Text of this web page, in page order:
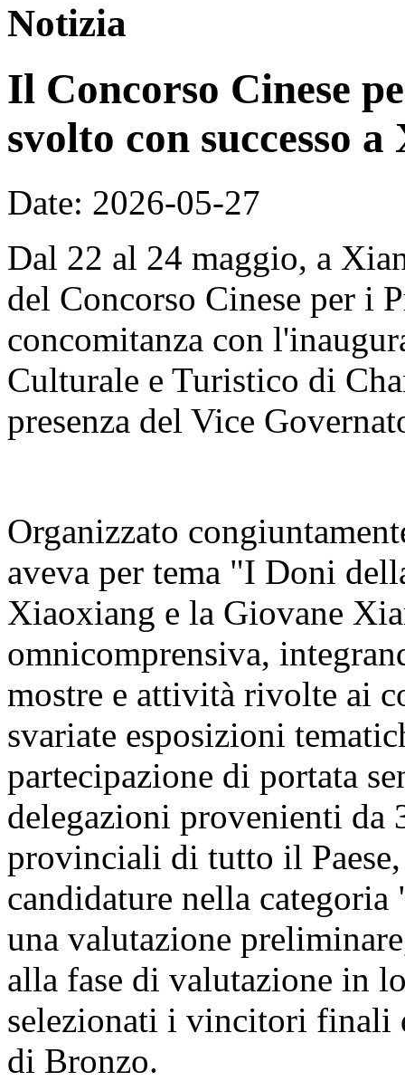
Notizia
Il Concorso Cinese
svolto con successo
Date: 2026-05-27
Dal 22 al 24 maggio, a
del Concorso Cinese per
concomitanza con
Culturale e Turistico di
presenza del Vice
Organizzato
aveva per tema "I Doni
Xiaoxiang e la Giovane
omnicomprensiva,
mostre e attività rivolte ai
svariate esposizioni
partecipazione di portata
delegazioni provenienti da
provinciali di tutto il
candidature nella
una valutazione
alla fase di valutazione in
selezionati i vincitori finali
di Bronzo.